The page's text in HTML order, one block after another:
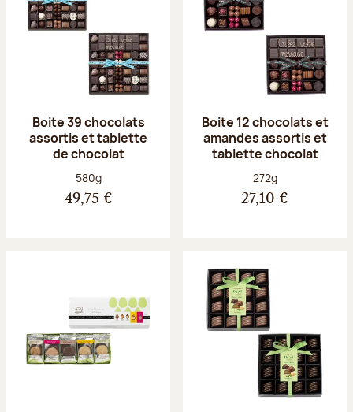
Boite 39 chocolats
assortis et tablette
de chocolat
Poids net :
580g
49,75 €
Boite 12 chocolats et
amandes assortis et
tablette chocolat
Poids net :
272g
27,10 €